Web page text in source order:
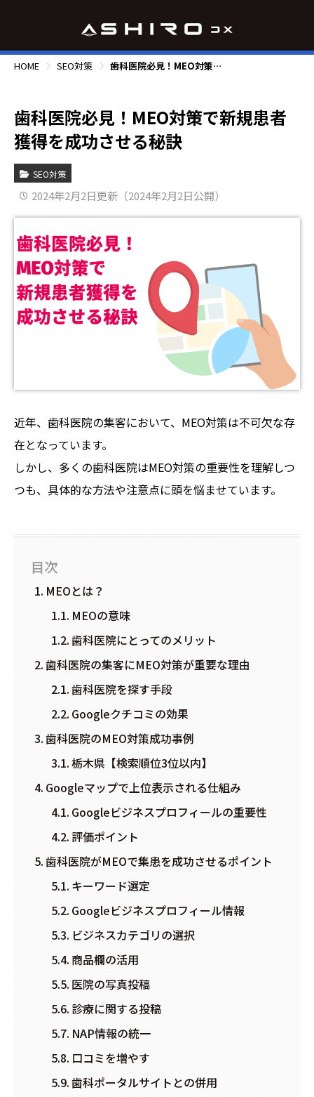
HOME SEO対策 歯科医院必見！MEO対策で新規患者獲得を成功させる秘訣
歯科医院必見！MEO対策で新規患者
獲得を成功させる秘訣
SEO対策
2024年2月2日更新（2024年2月2日公開）
近年、歯科医院の集客において、MEO対策は不可欠な存
在となっています。
しかし、多くの歯科医院はMEO対策の重要性を理解しつ
つも、具体的な方法や注意点に頭を悩ませています。
目次
MEOとは？
MEOの意味
歯科医院にとってのメリット
歯科医院の集客にMEO対策が重要な理由
歯科医院を探す手段
Googleクチコミの効果
歯科医院のMEO対策成功事例
栃木県【検索順位3位以内】
Googleマップで上位表示される仕組み
Googleビジネスプロフィールの重要性
評価ポイント
歯科医院がMEOで集患を成功させるポイント
キーワード選定
Googleビジネスプロフィール情報
ビジネスカテゴリの選択
商品欄の活用
医院の写真投稿
診療に関する投稿
NAP情報の統一
口コミを増やす
歯科ポータルサイトとの併用